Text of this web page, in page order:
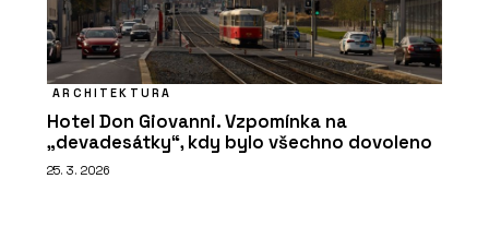
ARCHITEKTURA
Hotel Don Giovanni. Vzpomínka na
„devadesátky“, kdy bylo všechno dovoleno
25. 3. 2026